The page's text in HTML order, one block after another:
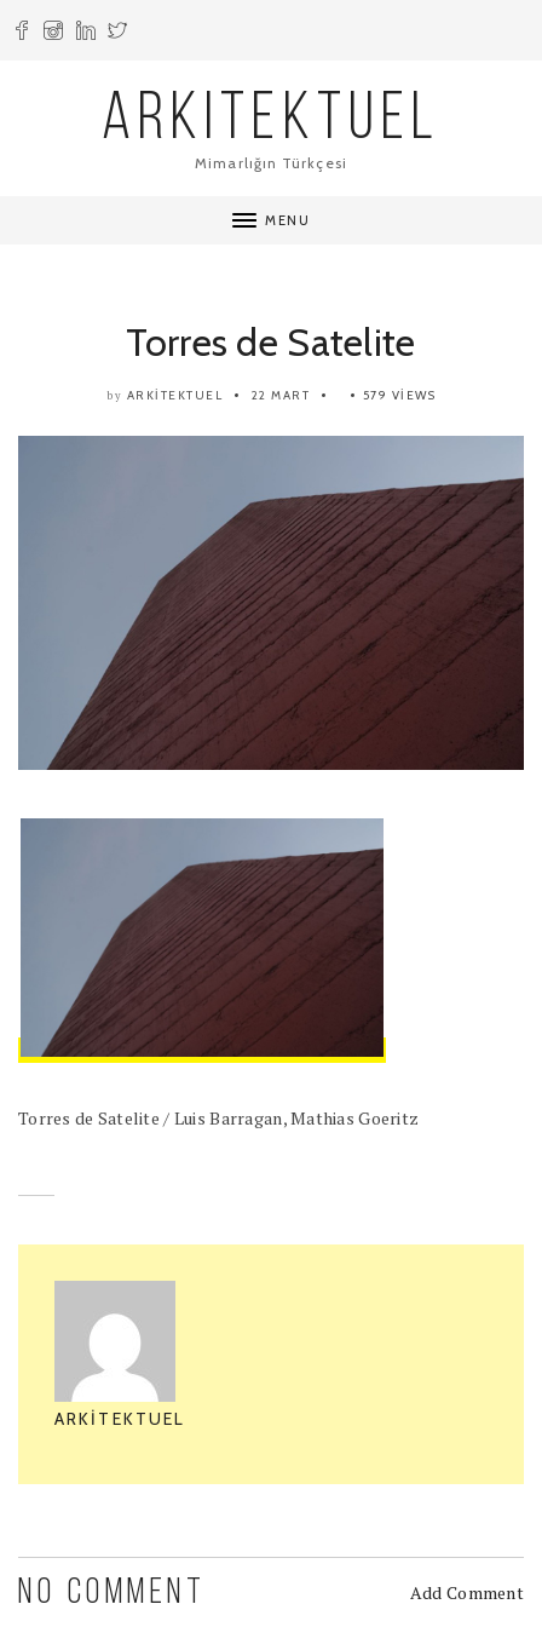
ARKITEKTUEL
Mimarlığın Türkçesi
MENU
Torres de Satelite
by ARKITEKTUEL 22 MART 579 VIEWS
Torres de Satelite / Luis Barragan, Mathias Goeritz
ARKITEKTUEL
NO COMMENT Add Comment